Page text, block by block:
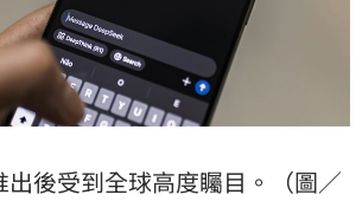
出後受到全球高度矚目。（圖／